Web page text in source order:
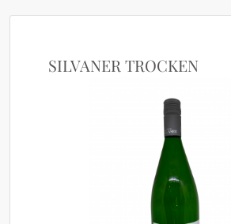
SILVANER TROCKEN